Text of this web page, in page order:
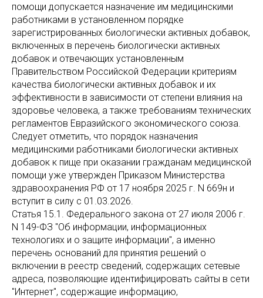
помощи допускается назначение им медицинскими
работниками в установленном порядке
зарегистрированных биологически активных добавок,
включенных в перечень биологически активных
добавок и отвечающих установленным
Правительством Российской Федерации критериям
качества биологически активных добавок и их
эффективности в зависимости от степени влияния на
здоровье человека, а также требованиям технических
регламентов Евразийского экономического союза.
Следует отметить, что порядок назначения
медицинскими работниками биологически активных
добавок к пище при оказании гражданам медицинской
помощи уже утвержден Приказом Министерства
здравоохранения РФ от 17 ноября 2025 г. N 669н и
вступит в силу с 01.03.2026.
Статья 15.1. Федерального закона от 27 июля 2006 г.
N 149-ФЗ "Об информации, информационных
технологиях и о защите информации", а именно
перечень оснований для принятия решений о
включении в реестр сведений, содержащих сетевые
адреса, позволяющие идентифицировать сайты в сети
"Интернет", содержащие информацию,